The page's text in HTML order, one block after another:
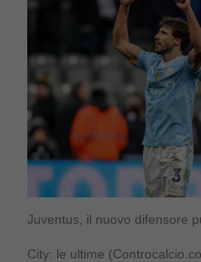
Juventus, il nuovo difensore
City: le ultime